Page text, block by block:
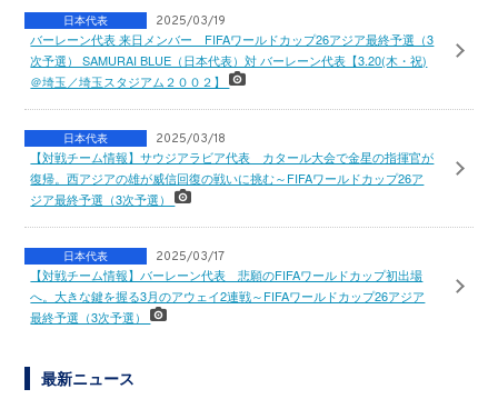
日本代表 2025/03/19
バーレーン代表 来日メンバー FIFAワールドカップ26アジア最終予選（3
次予選） SAMURAI BLUE（日本代表）対 バーレーン代表【3.20(木・祝)
＠埼玉／埼玉スタジアム２００２】
日本代表 2025/03/18
【対戦チーム情報】サウジアラビア代表 カタール大会で金星の指揮官が
復帰。西アジアの雄が威信回復の戦いに挑む～FIFAワールドカップ26ア
ジア最終予選（3次予選）
日本代表 2025/03/17
【対戦チーム情報】バーレーン代表 悲願のFIFAワールドカップ初出場
へ。大きな鍵を握る3月のアウェイ2連戦～FIFAワールドカップ26アジア
最終予選（3次予選）
最新ニュース